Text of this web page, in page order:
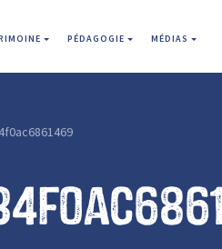
PÉDAGOGIE MÉDIAS